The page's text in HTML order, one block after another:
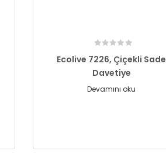
Ecolive 7226, Çiçekli Sade
Davetiye
Devamını oku